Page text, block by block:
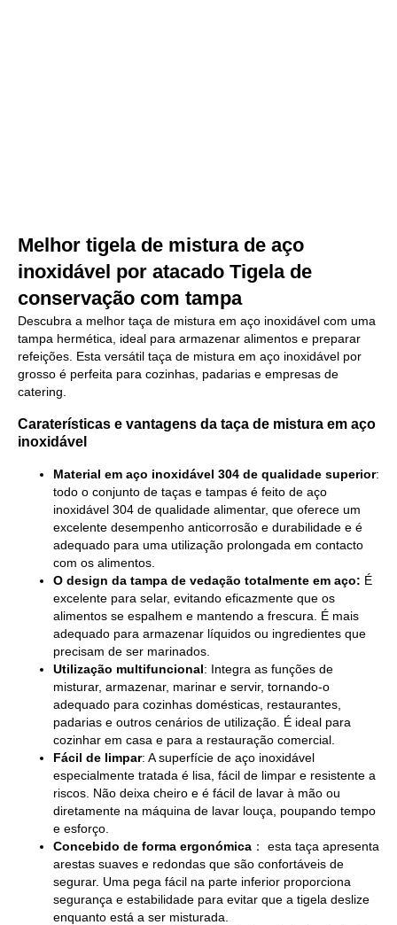
Melhor tigela de mistura de aço
inoxidável por atacado Tigela de
conservação com tampa
Descubra a melhor taça de mistura em aço inoxidável com uma
tampa hermética, ideal para armazenar alimentos e preparar
refeições. Esta versátil taça de mistura em aço inoxidável por
grosso é perfeita para cozinhas, padarias e empresas de
catering.
Caraterísticas e vantagens da taça de mistura em aço
inoxidável
Material em aço inoxidável 304 de qualidade superior:
todo o conjunto de taças e tampas é feito de aço
inoxidável 304 de qualidade alimentar, que oferece um
excelente desempenho anticorrosão e durabilidade e é
adequado para uma utilização prolongada em contacto
com os alimentos.
O design da tampa de vedação totalmente em aço: É
excelente para selar, evitando eficazmente que os
alimentos se espalhem e mantendo a frescura. É mais
adequado para armazenar líquidos ou ingredientes que
precisam de ser marinados.
Utilização multifuncional: Integra as funções de
misturar, armazenar, marinar e servir, tornando-o
adequado para cozinhas domésticas, restaurantes,
padarias e outros cenários de utilização. É ideal para
cozinhar em casa e para a restauração comercial.
Fácil de limpar: A superfície de aço inoxidável
especialmente tratada é lisa, fácil de limpar e resistente a
riscos. Não deixa cheiro e é fácil de lavar à mão ou
diretamente na máquina de lavar louça, poupando tempo
e esforço.
Concebido de forma ergonómica ： esta taça apresenta
arestas suaves e redondas que são confortáveis de
segurar. Uma pega fácil na parte inferior proporciona
segurança e estabilidade para evitar que a tigela deslize
enquanto está a ser misturada.